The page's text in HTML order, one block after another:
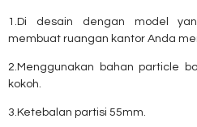
1.Di desain dengan model
membuat ruangan kantor Anda
2.Menggunakan bahan particle
kokoh.
3.Ketebalan partisi 55mm.